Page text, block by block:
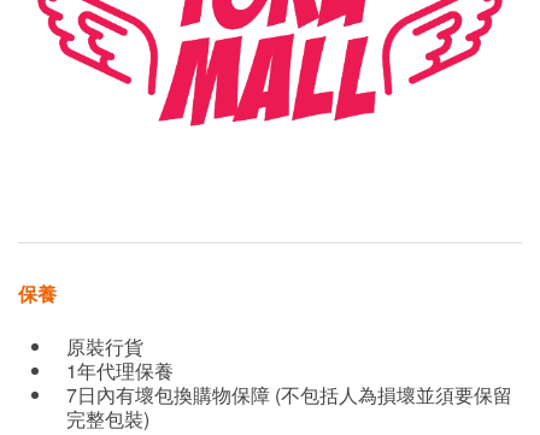
保養
原裝行貨
1年代理保養
7日內有壞包換購物保障 (不包括人為損壞並須要保留
完整包裝)